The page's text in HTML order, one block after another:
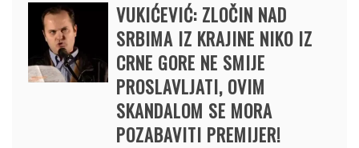
VUKIĆEVIĆ: ZLOČIN NAD
SRBIMA IZ KRAJINE NIKO IZ
CRNE GORE NE SMIJE
PROSLAVLJATI, OVIM
SKANDALOM SE MORA
POZABAVITI PREMIJER!